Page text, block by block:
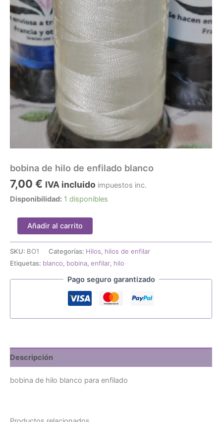
bobina de hilo de enfilado blanco
7,00 € IVA incluido impuestos inc.
Disponibilidad: 1 disponibles
bobina
de
hilo
de
enfilado
cantidad
Añadir al carrito
SKU: BO1 Categorías: Hilos, hilos de enfilar
Etiquetas: blanco, bobina, enfilar, hilo
Pago seguro garantizado
Descripción
bobina de hilo blanco para enfilado